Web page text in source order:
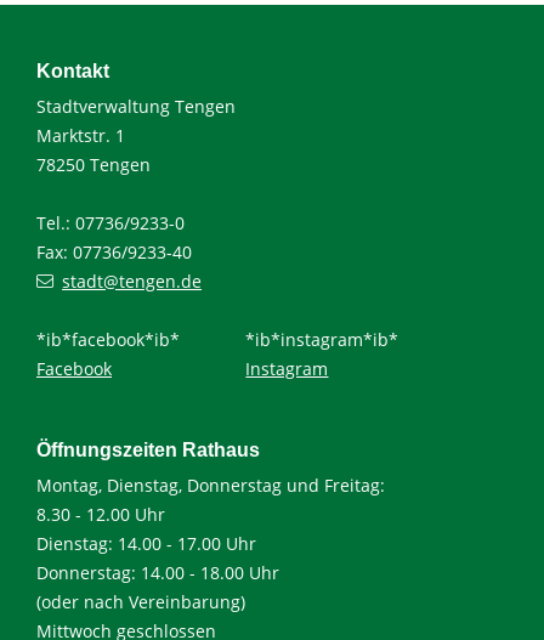
Kontakt
Stadtverwaltung Tengen
Marktstr. 1
78250 Tengen
Tel.: 07736/9233-0
Fax: 07736/9233-40
stadt@tengen.de
*ib*facebook*ib*
Facebook
*ib*instagram*ib*
Instagram
Öffnungszeiten Rathaus
Montag, Dienstag, Donnerstag und Freitag:
8.30 - 12.00 Uhr
Dienstag: 14.00 - 17.00 Uhr
Donnerstag: 14.00 - 18.00 Uhr
(oder nach Vereinbarung)
Mittwoch geschlossen